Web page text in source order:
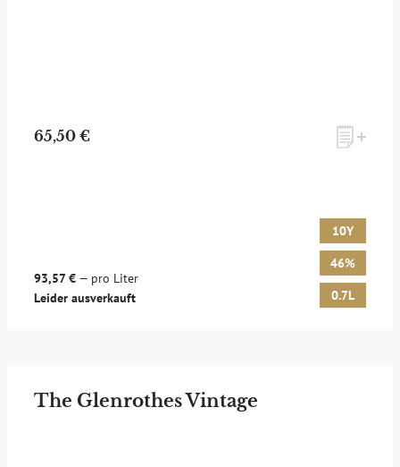
65,50 €
93,57 € — pro Liter
Leider ausverkauft
10Y
46%
0.7L
The Glenrothes Vintage